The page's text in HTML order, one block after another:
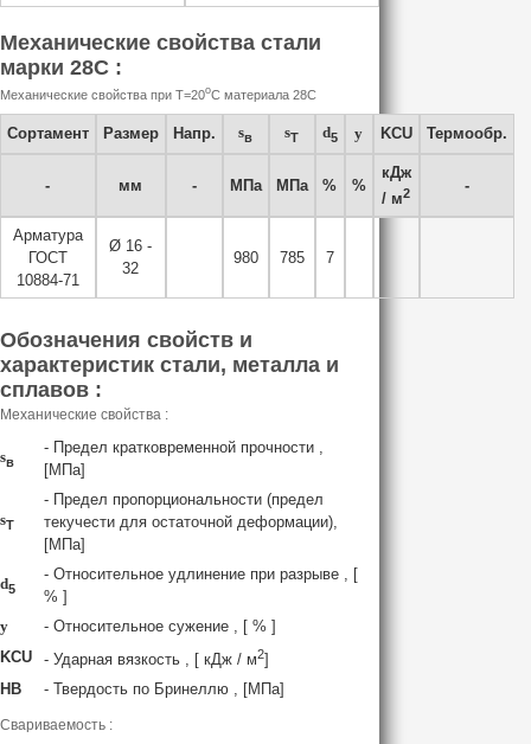
Механические свойства стали
марки 28С :
Механические свойства при Т=20oС материала 28С
Сортамент Размер Напр. sв sT d5 y KCU Термообр.
- мм - МПа МПа % %
кДж
/ м2 -
Арматура
ГОСТ
10884-71
Ø 16 -
32
980 785 7
Обозначения свойств и
характеристик стали, металла и
сплавов :
Механические свойства :
sв
- Предел кратковременной прочности ,
[МПа]
sT
- Предел пропорциональности (предел
текучести для остаточной деформации),
[МПа]
d5
- Относительное удлинение при разрыве , [
% ]
y
- Относительное сужение , [ % ]
KCU
- Ударная вязкость , [ кДж / м2]
HB
- Твердость по Бринеллю , [МПа]
Свариваемость :